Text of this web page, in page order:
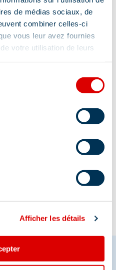
de médias sociaux, de
combiner celles-ci
vous leur avez fournies
votre utilisation de leurs
Afficher les détails
73550 Méribel